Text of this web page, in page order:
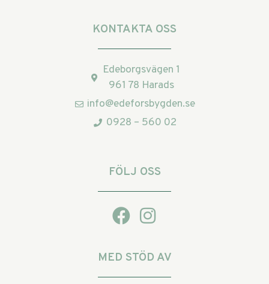
KONTAKTA OSS
Edeborgsvägen 1
961 78 Harads
info@edeforsbygden.se
0928 – 560 02
FÖLJ OSS
MED STÖD AV